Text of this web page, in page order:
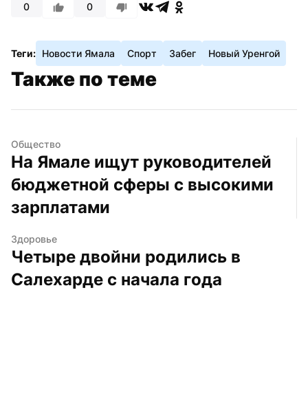
0 0
Теги: Новости Ямала Спорт Забег Новый Уренгой
Также по теме
Общество
На Ямале ищут руководителей
бюджетной сферы с высокими
зарплатами
Здоровье
Четыре двойни родились в
Салехарде с начала года